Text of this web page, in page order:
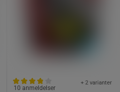
+ 2 varianter
10 anmeldelser